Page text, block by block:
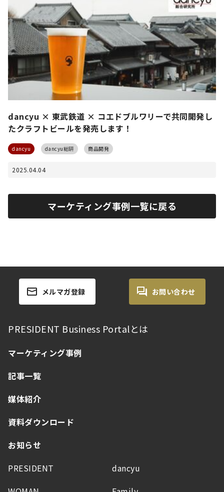
dancyu × 東武鉄道 × コエドブルワリーで共同開発し
たクラフトビールを発売します！
dancyu dancyu総研 商品開発
2025.04.04
マーケティング事例一覧に戻る
メルマガ登録 お問い合わせ
PRESIDENT Business Portalとは
マーケティング事例
記事一覧
媒体紹介
資料ダウンロード
お知らせ
PRESIDENT
dancyu